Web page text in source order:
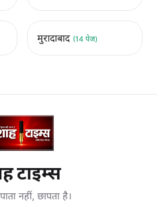
मुरादाबाद (14 पेज)
टाइम्स
नहीं, छापता है।